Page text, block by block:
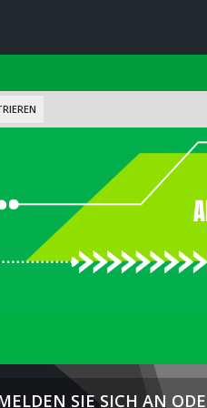
SIE SICH AN